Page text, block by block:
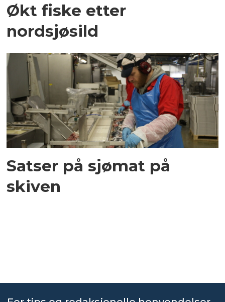
Økt fiske etter
nordsjøsild
Satser på sjømat på
skiven